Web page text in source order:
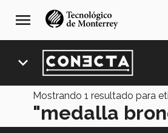
navegación
principal
menu
expand_more
Mostrando 1 resultado para
"medalla